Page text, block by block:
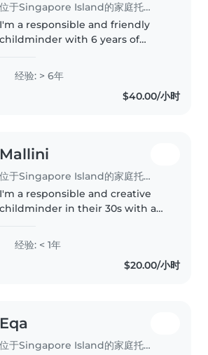
位于Singapore Island的家庭托育员
I'm a responsible and friendly
childminder with 6 years of
preschoolers, gradeschoolers,
and teenagers. I hold a
Bachelor's Degree and am
经验: > 6年
$40.00/小时
Mallini
位于Singapore Island的家庭托育员
I'm a responsible and creative
childminder in their 30s with a
Currently pursuing a degree in
social work, I'm comfortable
caring for preschoolers to..
经验: < 1年
$20.00/小时
Eqa
位于Singapore Island的家庭托育员